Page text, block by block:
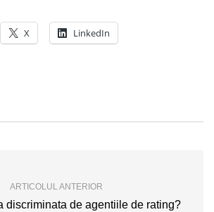
X LinkedIn
ARTICOLUL ANTERIOR
discriminata de agentiile de rating?